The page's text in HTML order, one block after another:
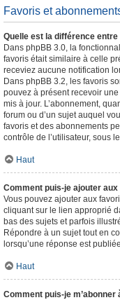
Favoris et
Quelle est la différence
Dans phpBB 3.0, la
favoris était similaire à celle
receviez aucune notification
Dans phpBB 3.2, les favoris
pouvez à présent recevoir
mis à jour. L’abonnement,
forum ou d’un sujet auquel
favoris et des abonnements
contrôle de l’utilisateur, sous
Haut
Comment puis-je ajouter
Vous pouvez ajouter aux
cliquant sur le lien approprié
bas des sujets et parfois
Répondre à un sujet tout en
lorsqu’une réponse est
Haut
Comment puis-je